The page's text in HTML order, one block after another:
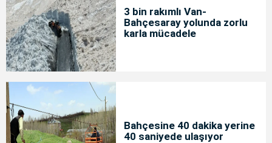
3 bin rakımlı Van-
Bahçesaray yolunda zorlu
karla mücadele
Bahçesine 40 dakika yerine
40 saniyede ulaşıyor